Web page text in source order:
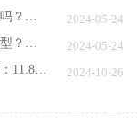
2024-05-24
2024-05-24
2024-10-26